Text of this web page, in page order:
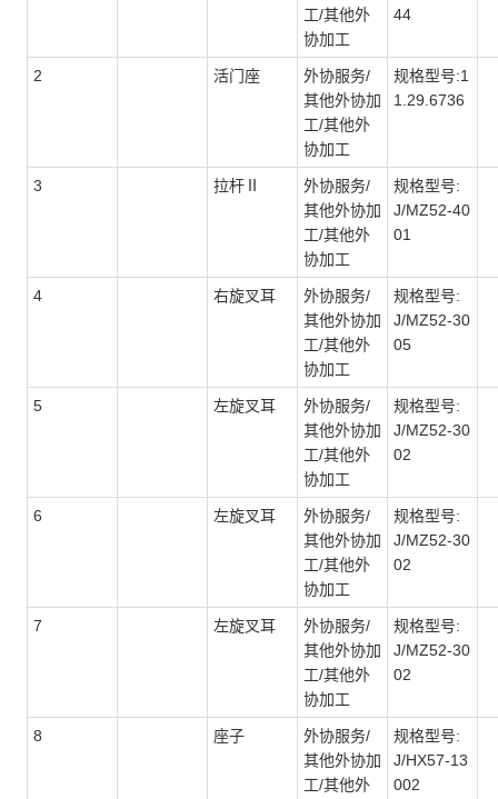
工/其他外
协加工
44
2 活门座
外协服务/
其他外协加
工/其他外
协加工
规格型号:1
1.29.6736
3 拉杆Ⅱ
外协服务/
其他外协加
工/其他外
协加工
规格型号:
J/MZ52-40
01
4 右旋叉耳
外协服务/
其他外协加
工/其他外
协加工
规格型号:
J/MZ52-30
05
5 左旋叉耳
外协服务/
其他外协加
工/其他外
协加工
规格型号:
J/MZ52-30
02
6 左旋叉耳
外协服务/
其他外协加
工/其他外
协加工
规格型号:
J/MZ52-30
02
7 左旋叉耳
外协服务/
其他外协加
工/其他外
协加工
规格型号:
J/MZ52-30
02
8 座子
外协服务/
其他外协加
工/其他外
规格型号:
J/HX57-13
002